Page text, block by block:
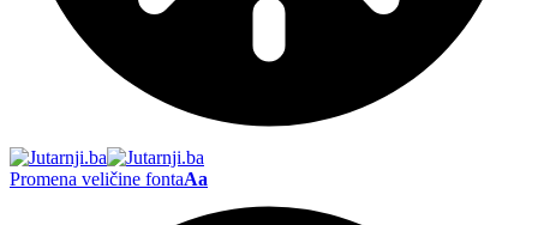
Promena veličine fontaAa